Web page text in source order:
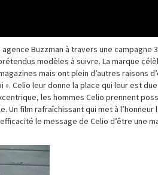
Buzzman à travers une campagne
modèles à suivre. La marque
mais ont plein d’autres raisons
Celio leur donne la place qui leur est due
les hommes Celio prennent
film rafraîchissant qui met à l’honneur
le message de Celio d’être une